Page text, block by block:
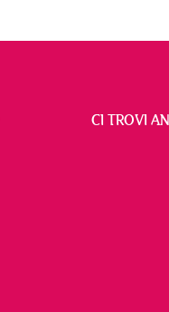
CI TROVI